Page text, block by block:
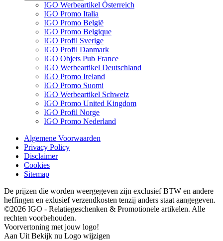
IGO Werbeartikel Österreich
IGO Promo Italia
IGO Promo België
IGO Promo Belgique
IGO Profil Sverige
IGO Profil Danmark
IGO Objets Pub France
IGO Werbeartikel Deutschland
IGO Promo Ireland
IGO Promo Suomi
IGO Werbeartikel Schweiz
IGO Promo United Kingdom
IGO Profil Norge
IGO Promo Nederland
Algemene Voorwaarden
Privacy Policy
Disclaimer
Cookies
Sitemap
De prijzen die worden weergegeven zijn exclusief BTW en andere
heffingen en exlusief verzendkosten tenzij anders staat aangegeven.
©2026 IGO - Relatiegeschenken & Promotionele artikelen. Alle
rechten voorbehouden.
Voorvertoning met jouw logo!
Aan Uit Bekijk nu Logo wijzigen